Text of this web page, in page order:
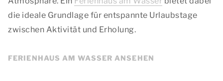
die ideale Grundlage für entspannte Urlaubstage
zwischen Aktivität und Erholung.
FERIENHAUS AM WASSER ANSEHEN